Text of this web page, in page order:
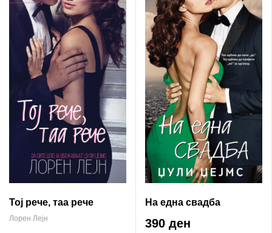
Тој рече, таа рече
Лорен Лејн
На една свадба
390 ден